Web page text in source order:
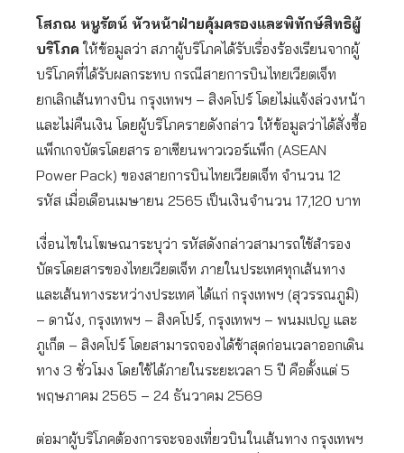
โสภณ หนูรัตน์ หัวหน้าฝ่ายคุ้มครองและพิทักษ์สิทธิผู้
บริโภคให้ข้อมูลว่า สภาผู้บริโภคได้รับเรื่องร้องเรียนจากผู้
บริโภคที่ได้รับผลกระทบ กรณีสายการบินไทยเวียตเจ็ท
ยกเลิกเส้นทางบิน กรุงเทพฯ – สิงคโปร์ โดยไม่แจ้งล่วงหน้า
และไม่คืนเงิน โดยผู้บริโภครายดังกล่าว ให้ข้อมูลว่าได้สั่งซื้อ
แพ็กเกจบัตรโดยสาร อาเซียนพาวเวอร์แพ็ก (ASEAN
Power Pack) ของสายการบินไทยเวียตเจ็ท จำนวน 12
รหัส เมื่อเดือนเมษายน 2565 เป็นเงินจำนวน 17,120 บาท
เงื่อนไขในโฆษณาระบุว่า รหัสดังกล่าวสามารถใช้สำรอง
บัตรโดยสารของไทยเวียตเจ็ท ภายในประเทศทุกเส้นทาง
และเส้นทางระหว่างประเทศ ได้แก่ กรุงเทพฯ (สุวรรณภูมิ)
– ดานัง, กรุงเทพฯ – สิงคโปร์, กรุงเทพฯ – พนมเปญ และ
ภูเก็ต – สิงคโปร์ โดยสามารถจองได้ช้าสุดก่อนเวลาออกเดิน
ทาง 3 ชั่วโมง โดยใช้ได้ภายในระยะเวลา 5 ปี คือตั้งแต่ 5
พฤษภาคม 2565 – 24 ธันวาคม 2569
ต่อมาผู้บริโภคต้องการจะจองเที่ยวบินในเส้นทาง กรุงเทพฯ